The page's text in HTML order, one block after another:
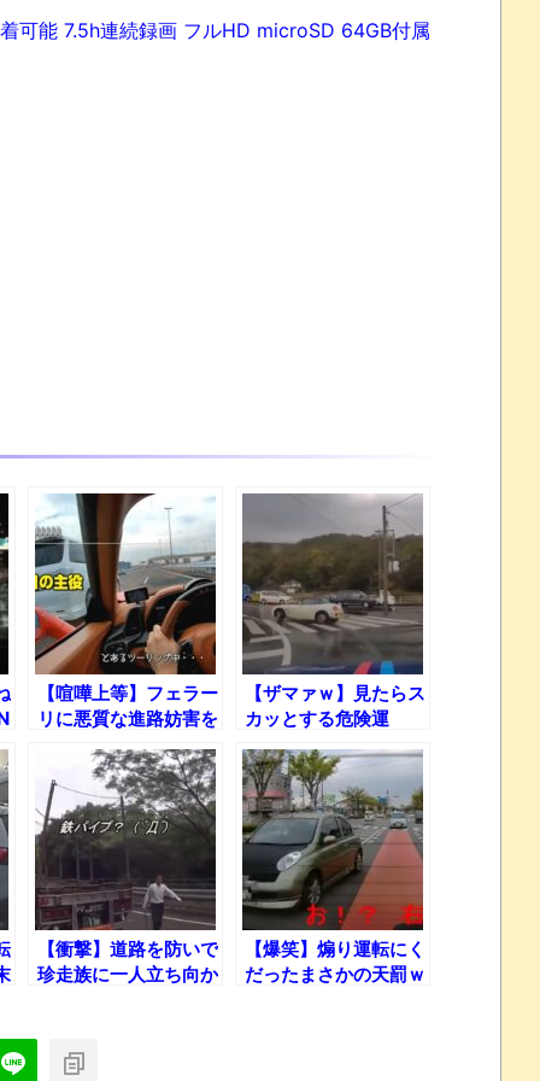
可能 7.5h連続録画 フルHD microSD 64GB付属
【喧嘩上等】フェラー
リに悪質な進路妨害を
行ったDQNバンの末
【ザマァｗ】見たらス
カッとする危険運
転……からのぉ～ｗｗ
ｗ
【衝撃】道路を防いで
珍走族に一人立ち向か
【爆笑】煽り運転にく
だったまさかの天罰ｗ